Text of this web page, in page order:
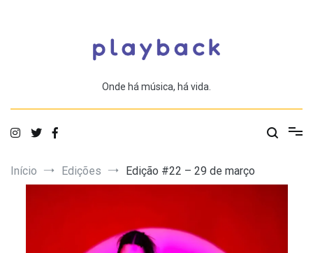
Onde há música, há vida.
Início Edições Edição #22 – 29 de março